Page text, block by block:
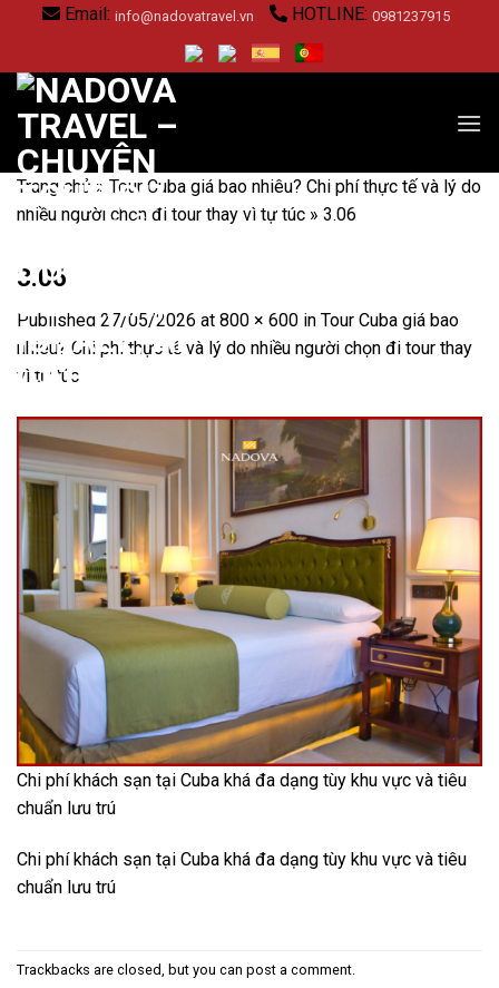
content
Email: info@nadovatravel.vn HOTLINE: 0981237915
Trang chủ » Tour Cuba giá bao nhiêu? Chi phí thực tế và lý do
nhiều người chọn đi tour thay vì tự túc » 3.06
3.06
Published 27/05/2026 at 800 × 600 in Tour Cuba giá bao
nhiêu? Chi phí thực tế và lý do nhiều người chọn đi tour thay
vì tự túc
Chi phí khách sạn tại Cuba khá đa dạng tùy khu vực và tiêu
chuẩn lưu trú
Chi phí khách sạn tại Cuba khá đa dạng tùy khu vực và tiêu
chuẩn lưu trú
Trackbacks are closed, but you can post a comment